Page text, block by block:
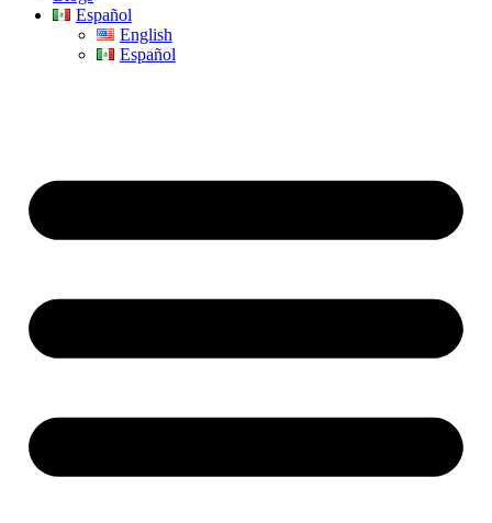
Español
English
Español